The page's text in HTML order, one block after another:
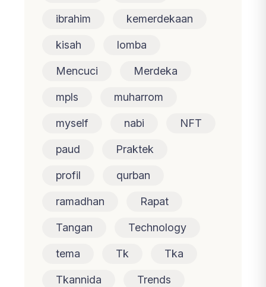
ibrahim kemerdekaan
kisah lomba
Mencuci Merdeka
mpls muharrom
myself nabi NFT
paud Praktek
profil qurban
ramadhan Rapat
Tangan Technology
tema Tk Tka
Tkannida Trends